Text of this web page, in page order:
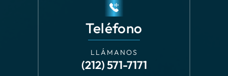
LLÁMANOS
(212) 571-7171